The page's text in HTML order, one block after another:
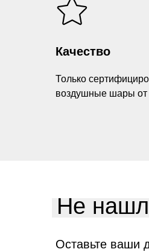
Качество
Только
воздушные шары от
Не
Оставьте ваши